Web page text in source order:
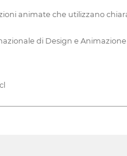
animate che utilizzano
di Design e